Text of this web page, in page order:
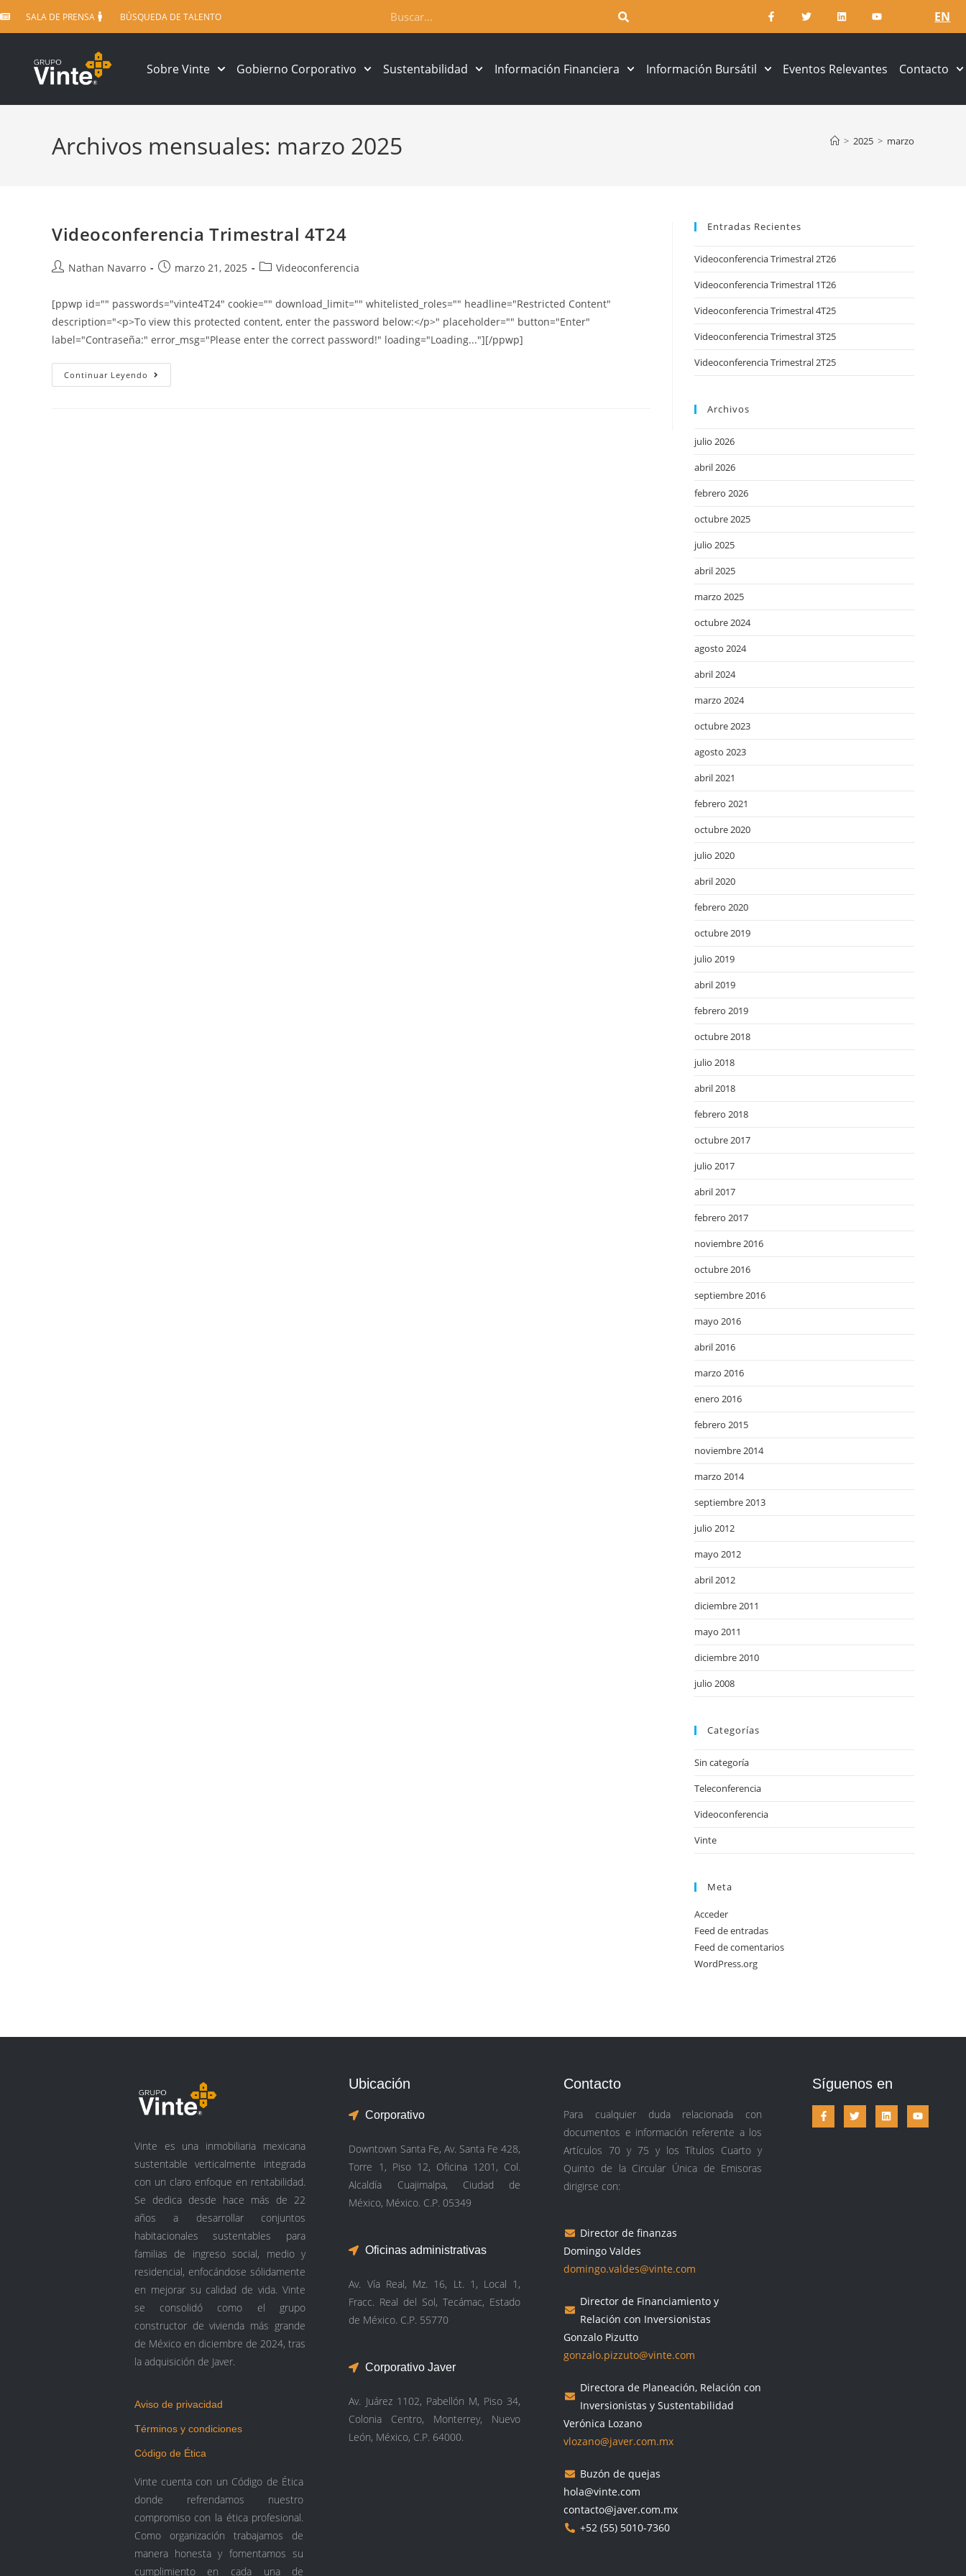
SALA DE PRENSA BÚSQUEDA DE TALENTO EN
Sobre Vinte Gobierno Corporativo Sustentabilidad Información Financiera Información Bursátil Eventos Relevantes Contacto
Archivos mensuales: marzo 2025 > 2025 > marzo
Videoconferencia Trimestral 4T24
Nathan Navarro marzo 21, 2025 Videoconferencia
[ppwp id="" passwords="vinte4T24" cookie="" download_limit="" whitelisted_roles="" headline="Restricted Content"
description="<p>To view this protected content, enter the password below:</p>" placeholder="" button="Enter"
label="Contraseña:" error_msg="Please enter the correct password!" loading="Loading..."][/ppwp]
Continuar Leyendo
Entradas Recientes
Videoconferencia Trimestral 2T26
Videoconferencia Trimestral 1T26
Videoconferencia Trimestral 4T25
Videoconferencia Trimestral 3T25
Videoconferencia Trimestral 2T25
Archivos
julio 2026
abril 2026
febrero 2026
octubre 2025
julio 2025
abril 2025
marzo 2025
octubre 2024
agosto 2024
abril 2024
marzo 2024
octubre 2023
agosto 2023
abril 2021
febrero 2021
octubre 2020
julio 2020
abril 2020
febrero 2020
octubre 2019
julio 2019
abril 2019
febrero 2019
octubre 2018
julio 2018
abril 2018
febrero 2018
octubre 2017
julio 2017
abril 2017
febrero 2017
noviembre 2016
octubre 2016
septiembre 2016
mayo 2016
abril 2016
marzo 2016
enero 2016
febrero 2015
noviembre 2014
marzo 2014
septiembre 2013
julio 2012
mayo 2012
abril 2012
diciembre 2011
mayo 2011
diciembre 2010
julio 2008
Categorías
Sin categoría
Teleconferencia
Videoconferencia
Vinte
Meta
Acceder
Feed de entradas
Feed de comentarios
WordPress.org
Vinte es una inmobiliaria mexicana
sustentable verticalmente integrada
con un claro enfoque en rentabilidad.
Se dedica desde hace más de 22
años a desarrollar conjuntos
habitacionales sustentables para
familias de ingreso social, medio y
residencial, enfocándose sólidamente
en mejorar su calidad de vida. Vinte
se consolidó como el grupo
constructor de vivienda más grande
de México en diciembre de 2024, tras
la adquisición de Javer.
Aviso de privacidad
Términos y condiciones
Código de Ética
Vinte cuenta con un Código de Ética
donde refrendamos nuestro
compromiso con la ética profesional.
Como organización trabajamos de
manera honesta y fomentamos su
cumplimiento en cada una de
Ubicación
Corporativo
Downtown Santa Fe, Av. Santa Fe 428,
Torre 1, Piso 12, Oficina 1201, Col.
Alcaldía Cuajimalpa, Ciudad de
México, México. C.P. 05349
Oficinas administrativas
Av. Vía Real, Mz. 16, Lt. 1, Local 1,
Fracc. Real del Sol, Tecámac, Estado
de México. C.P. 55770
Corporativo Javer
Av. Juárez 1102, Pabellón M, Piso 34,
Colonia Centro, Monterrey, Nuevo
León, México, C.P. 64000.
Contacto
Para cualquier duda relacionada con
documentos e información referente a los
Artículos 70 y 75 y los Títulos Cuarto y
Quinto de la Circular Única de Emisoras
dirigirse con:
Director de finanzas
Domingo Valdes
domingo.valdes@vinte.com
Director de Financiamiento y
Relación con Inversionistas
Gonzalo Pizutto
gonzalo.pizzuto@vinte.com
Directora de Planeación, Relación con
Inversionistas y Sustentabilidad
Verónica Lozano
vlozano@javer.com.mx
Buzón de quejas
hola@vinte.com
contacto@javer.com.mx
+52 (55) 5010-7360
Síguenos en